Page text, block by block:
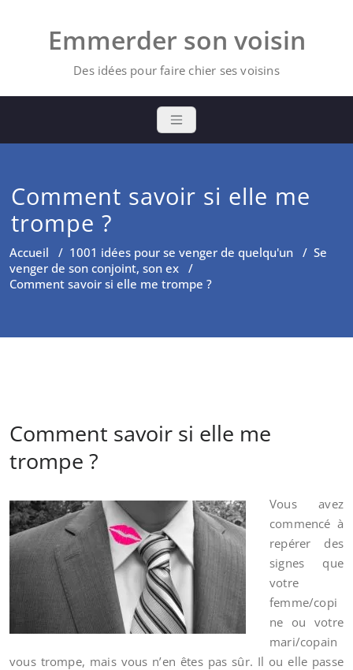
Emmerder son voisin
Des idées pour faire chier ses voisins
Comment savoir si elle me
trompe ?
Accueil / 1001 idées pour se venger de quelqu'un / Se
venger de son conjoint, son ex /
Comment savoir si elle me trompe ?
Comment savoir si elle me
trompe ?
Vous avez
commencé à
repérer des
signes que
votre
femme/copi
ne ou votre
mari/copain
vous trompe, mais vous n’en êtes pas sûr. Il ou elle passe